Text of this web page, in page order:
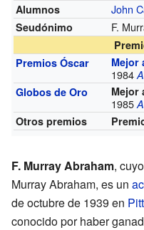
Alumnos John
Seudónimo F.
Premios Óscar
Mejor
1984
Globos de Oro
Mejor
1985
Otros premios
F. Murray Abraham,
Murray Abraham, es un
de octubre de 1939 en
conocido por haber